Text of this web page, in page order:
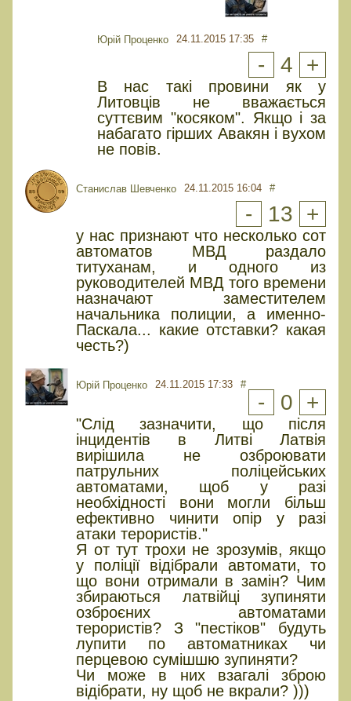
Юрiй Проценко 24.11.2015 17:35 #
- 4 +
В нас такі провини як у
Литовців не вважається
суттєвим "косяком". Якщо і за
набагато гірших Авакян і вухом
не повів.
Cтанислав Шевченко 24.11.2015 16:04 #
- 13 +
у нас признают что несколько сот
автоматов МВД раздало
титуханам, и одного из
руководителей МВД того времени
назначают заместителем
начальника полиции, а именно-
Паскала... какие отставки? какая
честь?)
Юрiй Проценко 24.11.2015 17:33 #
- 0 +
"Слід зазначити, що після
інцидентів в Литві Латвія
вирішила не озброювати
патрульних поліцейських
автоматами, щоб у разі
необхідності вони могли більш
ефективно чинити опір у разі
атаки терористів."
Я от тут трохи не зрозумів, якщо
у поліції відібрали автомати, то
що вони отримали в замін? Чим
збираються латвійці зупиняти
озброєних автоматами
терористів? З "пестіков" будуть
лупити по автоматниках чи
перцевою сумішшю зупиняти?
Чи може в них взагалі зброю
відібрати, ну щоб не вкрали? )))